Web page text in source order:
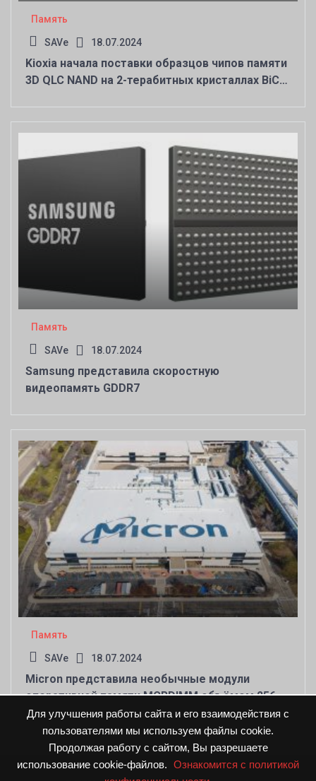
Для улучшения работы сайта и его взаимодействия с
пользователями мы используем файлы cookie.
Продолжая работу с сайтом, Вы разрешаете
использование cookie-файлов.
Ознакомится с политикой
Память
SAVe 18.07.2024
Kioxia начала поставки образцов чипов памяти
3D QLC NAND на 2-терабитных кристаллах BiCS
Память
SAVe 18.07.2024
Samsung представила скоростную
видеопамять GDDR7
Память
SAVe 18.07.2024
Micron представила необычные модули
оперативной памяти MCRDIMM объёмом 256
Гбайт